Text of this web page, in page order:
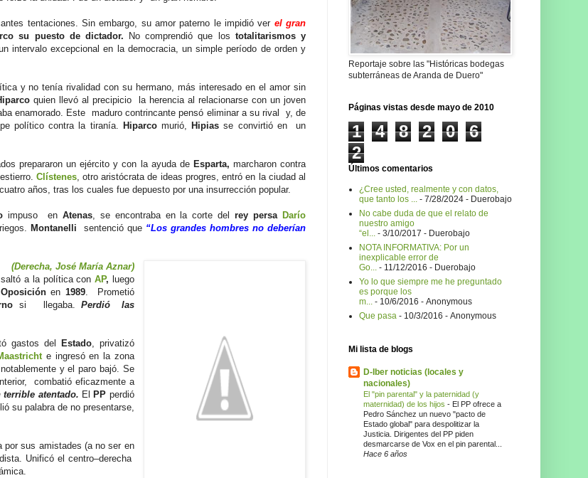
tentaciones. Sin embargo, su amor paterno le impidió ver el gran
su puesto de dictador. No comprendió que los totalitarismos y
intervalo excepcional en la democracia, un simple período de orden y
y no tenía rivalidad con su hermano, más interesado en el amor sin
quien llevó al precipicio la herencia al relacionarse con un joven
enamorado. Este maduro contrincante pensó eliminar a su rival y, de
político contra la tiranía. Hiparcomurió, Hipias se convirtió en un
prepararon un ejército y con la ayuda de Esparta, marcharon contra
Clístenes, otro aristócrata de ideas progres, entró en la ciudad al
años, tras los cuales fue depuesto por una insurrección popular.
impuso en Atenas, se encontraba en la corte delrey persa Darío
Montanelli sentenció que “Los grandes hombres no deberían
(Derecha, José María Aznar)
a la política conAP, luego
en 1989. Prometió
si llegaba. Perdió las
gastos del Estado, privatizó
e ingresó en la zona
y el paro bajó. Se
combatió eficazmente a
atentado. El PP perdió
su palabra de no presentarse,
sus amistades (a no ser en
Unificó el centro–derecha
Reportaje sobre las "Históricas bodegas
subterráneas de Aranda de Duero"
Páginas vistas desde mayo de 2010
1 4 8 2 0
6
2
Últimos comentarios
¿Cree usted, realmente y con datos,
que tanto los ...
- 7/28/2024 - Duerobajo
No cabe duda de que el relato de
nuestro amigo
“el...
- 3/10/2017 - Duerobajo
NOTA INFORMATIVA: Por un
inexplicable error de
Go...
- 11/12/2016 - Duerobajo
Yo lo que siempre me he preguntado
es porque los
m...
- 10/6/2016 - Anonymous
Que pasa - 10/3/2016 - Anonymous
Mi lista de blogs
D-Iber noticias (locales y
nacionales)
El "pin parental" y la paternidad (y
maternidad) de los hijos - El PP ofrece a
Pedro Sánchez un nuevo "pacto de
Estado global" para despolitizar la
Justicia. Dirigentes del PP piden
desmarcarse de Vox en el pin parental...
Hace 6 años